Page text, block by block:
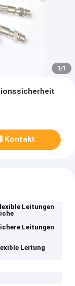
1/1
Kontakt
Leitungen
Leitungen
Leitung